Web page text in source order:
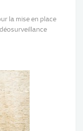
la mise en place